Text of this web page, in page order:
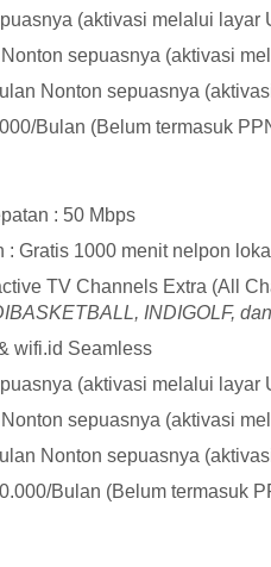
(aktivasi melalui layar
sepuasnya (aktivasi
Nonton sepuasnya
Bulan (Belum termasuk
: 50 Mbps
: Gratis 1000 menit nelpon
TV Channels Extra (All
INDIGOLF,
wifi.id Seamless
(aktivasi melalui layar
sepuasnya (aktivasi
Nonton sepuasnya
Bulan (Belum termasuk